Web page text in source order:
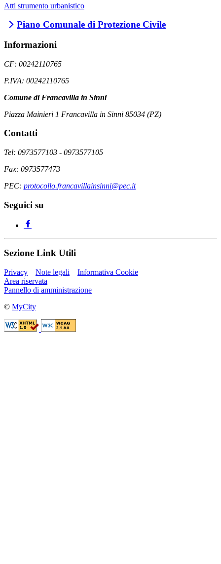
Atti strumento urbanistico
Piano Comunale di Protezione Civile
Informazioni
CF: 00242110765
P.IVA: 00242110765
Comune di Francavilla in Sinni
Piazza Mainieri 1 Francavilla in Sinni 85034 (PZ)
Contatti
Tel: 0973577103 - 0973577105
Fax: 0973577473
PEC: protocollo.francavillainsinni@pec.it
Seguici su
Sezione Link Utili
Privacy Note legali
Informativa Cookie
Area riservata
Pannello di amministrazione
© MyCity